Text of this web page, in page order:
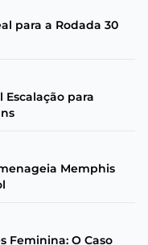
para a Rodada 30
Escalação para
Memphis
Feminina: O Caso